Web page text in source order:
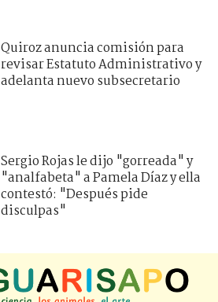
Quiroz anuncia comisión para
revisar Estatuto Administrativo y
adelanta nuevo subsecretario
Sergio Rojas le dijo "gorreada" y
"analfabeta" a Pamela Díaz y ella
contestó: "Después pide
disculpas"